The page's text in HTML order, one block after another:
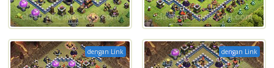
dengan Link dengan Link